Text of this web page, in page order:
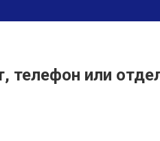
телефон или